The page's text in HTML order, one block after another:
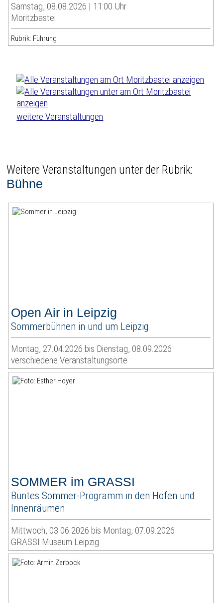
Samstag, 08.08.2026 | 11:00 Uhr
Moritzbastei
Rubrik: Führung
weitere Veranstaltungen
Weitere Veranstaltungen unter der Rubrik:
Bühne
Open Air in Leipzig
Sommerbühnen in und um Leipzig
Montag, 27.04.2026 bis Dienstag, 08.09.2026
verschiedene Veranstaltungsorte
SOMMER im GRASSI
Buntes Sommer-Programm in den Höfen und
Innenräumen
Mittwoch, 03.06.2026 bis Montag, 07.09.2026
GRASSI Museum Leipzig